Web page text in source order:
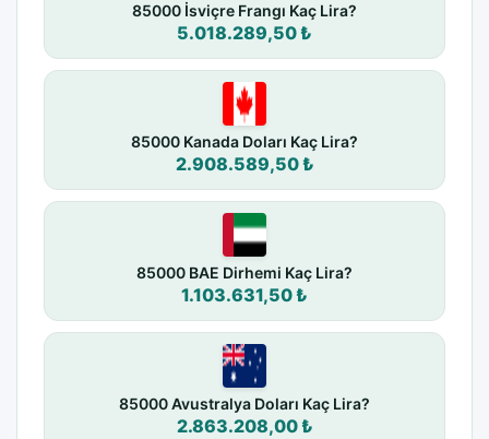
85000 İsviçre Frangı Kaç Lira?
5.018.289,50 ₺
85000 Kanada Doları Kaç Lira?
2.908.589,50 ₺
85000 BAE Dirhemi Kaç Lira?
1.103.631,50 ₺
85000 Avustralya Doları Kaç Lira?
2.863.208,00 ₺